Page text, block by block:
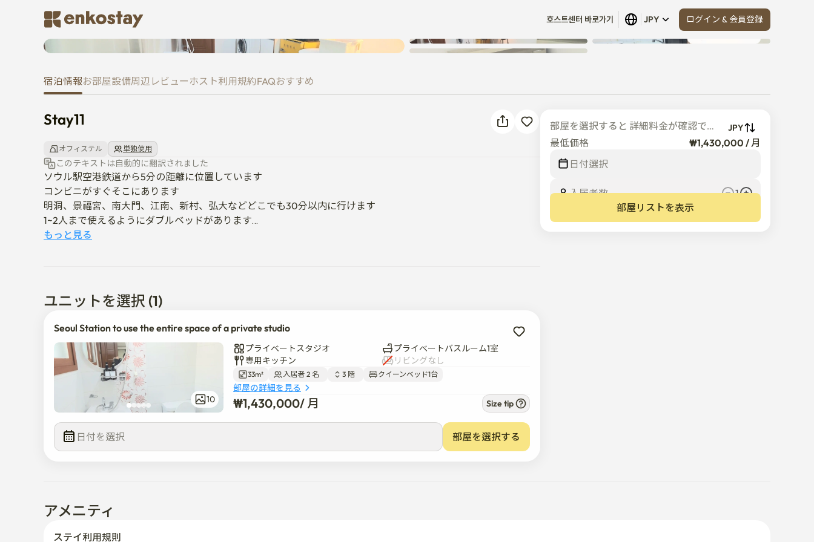
호스트센터 바로가기 JPY ログイン & 会員登録
Stay11
すべて見る (4)
宿泊情報お部屋設備周辺 レビュー ホスト利用規約FAQおすすめ
Stay11
オフィステル 単独使用
このテキストは自動的に翻訳されました
ソウル駅空港鉄道から5分の距離に位置しています
コンビニがすぐそこにあります
明洞、景福宮、南大門、江南、新村、弘大などどこでも30分以内に行けます
1~2人まで使えるようにダブルベッドがあります
建物は静かです
エレベーターがない3階です
ソウル駅15番出口から徒歩5分の距離です
丘のない平地です
もっと見る
ユニットを選択 (1)
Seoul Station to use the entire space of a private studio
10
プライベートスタジオ
プライベートバスルーム1室
専用キッチン
リビングなし
33m² 入居者 2 名 3 階 クイーンベッド1台
部屋の詳細を見る
₩1,430,000/ 月 Size tip
日付を選択
部屋を選択すると 詳細料金が確認でき
ます
JPY
最低価格 ₩1,430,000 / 月
部屋リストを表示
アメニティ